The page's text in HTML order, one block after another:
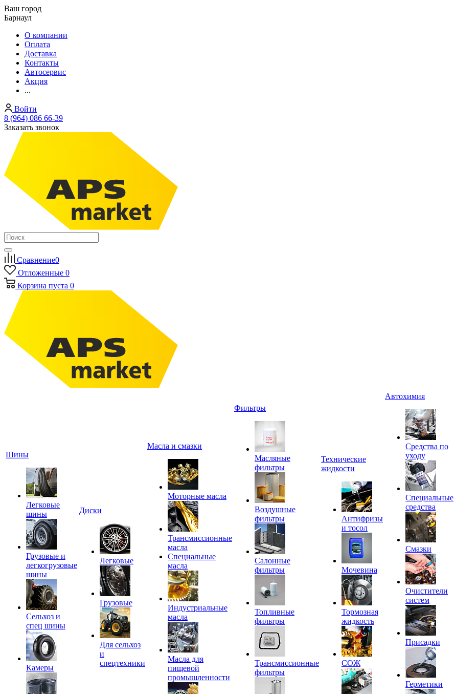
Ваш город
Барнаул
О компании
Оплата
Доставка
Контакты
Автосервис
Акция
...
Войти
8 (964) 086 66-39
Заказать звонок
Сравнение0
Отложенные 0
Корзина пуста 0
Шины
Легковые
шины
Грузовые и
легкогрузовые
шины
Сельхоз и
спец шины
Камеры
Диски
Легковые
Грузовые
Для сельхоз
и
спецтехники
Масла и смазки
Моторные масла
Трансмиссионные
масла
Специальные
масла
Индустриальные
масла
Масла для
пищевой
промышленности
Фильтры
Масляные
фильтры
Воздушные
фильтры
Салонные
фильтры
Топливные
фильтры
Трансмиссионные
фильтры
Технические
жидкости
Антифризы
и тосол
Мочевина
Тормозная
жидкость
СОЖ
Автохимия
Средства по
уходу
Специальные
средства
Смазки
Очистители
систем
Присадки
Герметики